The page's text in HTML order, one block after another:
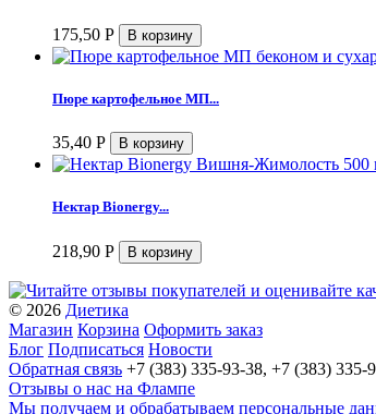
175,50 Р
Пюре картофельное МП...
35,40 Р
Нектар Bionergy...
218,90 Р
© 2026 Диетика
Магазин Корзина Оформить заказ
Блог Подписаться Новости
Обратная связь +7 (383) 335-93-38, +7 (383) 335-
Отзывы о нас на Флампе
Мы получаем и обрабатываем персональные